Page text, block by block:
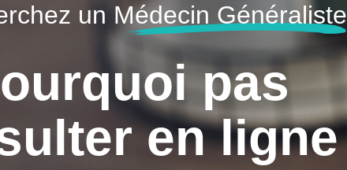
un Médecin Généraliste
pas
en ligne